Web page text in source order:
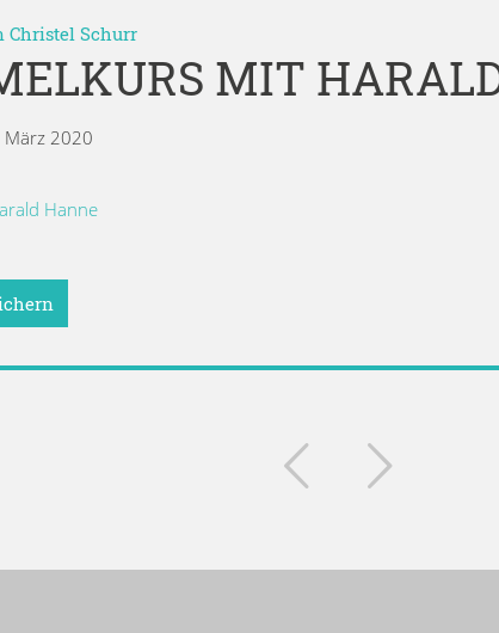
Christel Schurr
MIT
März 2020
Hanne